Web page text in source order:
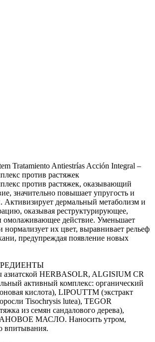
Tratamiento Antiestrías Acción Integral –
против растяжек
против растяжек, оказывающий
значительно повышает упругость и
Активизирует дермальный метаболизм и
оказывая реструктурирующее,
омолаживающее действие. Уменьшает
нормализует их цвет, выравнивает рельеф
предупреждая появление новых
азиатской HERBASOLR, ALGISIUM CR
активный комплекс: органический
кислота), LIPOUTTM (экстракт
Tisochrysis lutea), TEGOR
из семян сандалового дерева),
МАСЛО. Наносить утром,
впитывания.